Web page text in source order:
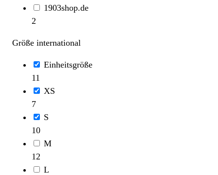
1903shop.de
2
Größe international
Einheitsgröße
11
XS
7
S
10
M
12
L